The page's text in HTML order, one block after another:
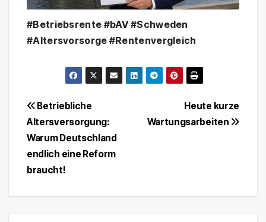
#Betriebsrente #bAV #Schweden
#Altersvorsorge #Rentenvergleich
BeitragsnavigationHeute kurze
Wartungsarbeiten
Betriebliche
Altersversorgung:
Warum Deutschland
endlich eine Reform
braucht!